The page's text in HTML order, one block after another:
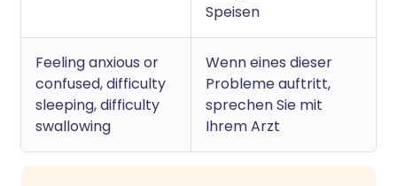
Speisen
Feeling anxious or
confused, difficulty
sleeping, difficulty
swallowing
Wenn eines dieser
Probleme auftritt,
sprechen Sie mit
Ihrem Arzt